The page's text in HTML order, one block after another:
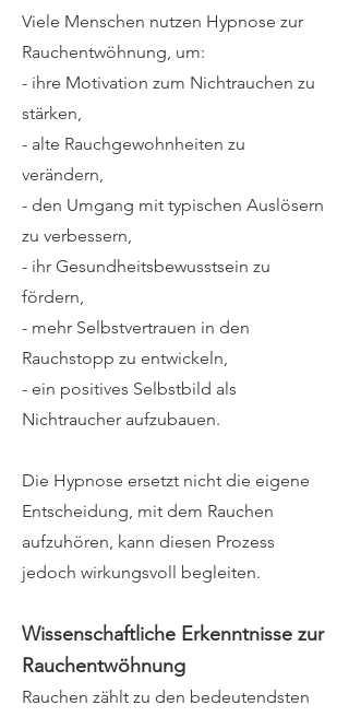
Viele Menschen nutzen Hypnose zur
Rauchentwöhnung, um:
- ihre Motivation zum Nichtrauchen zu
stärken,
- alte Rauchgewohnheiten zu
verändern,
- den Umgang mit typischen Auslösern
zu verbessern,
- ihr Gesundheitsbewusstsein zu
fördern,
- mehr Selbstvertrauen in den
Rauchstopp zu entwickeln,
- ein positives Selbstbild als
Nichtraucher aufzubauen.
Die Hypnose ersetzt nicht die eigene
Entscheidung, mit dem Rauchen
aufzuhören, kann diesen Prozess
jedoch wirkungsvoll begleiten.
Wissenschaftliche Erkenntnisse zur
Rauchentwöhnung
Rauchen zählt zu den bedeutendsten